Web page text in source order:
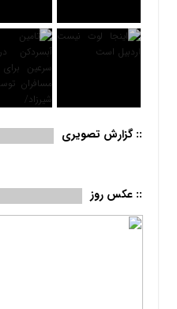
:: گزارش تصویری
:: عکس روز